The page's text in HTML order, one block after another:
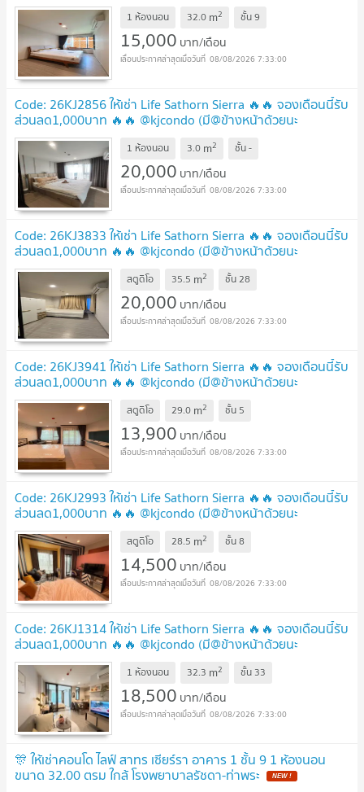
1 ห้องนอน 32.0 m2 ชั้น9
15,000 บาท/เดือน
08/08/2026 7:33:00
Code: 26KJ2856 ให้เช่า Life Sathorn Sierra 🔥🔥 จองเดือนนี้รับ
ส่วนลด1,000บาท 🔥🔥 @kjcondo (มี@ข้างหน้าด้วยนะ
คะ)
1 ห้องนอน 3.0 m2 ชั้น-
20,000 บาท/เดือน
08/08/2026 7:33:00
Code: 26KJ3833 ให้เช่า Life Sathorn Sierra 🔥🔥 จองเดือนนี้รับ
ส่วนลด1,000บาท 🔥🔥 @kjcondo (มี@ข้างหน้าด้วยนะ
คะ)
สตูดิโอ 35.5 m2 ชั้น28
20,000 บาท/เดือน
08/08/2026 7:33:00
Code: 26KJ3941 ให้เช่า Life Sathorn Sierra 🔥🔥 จองเดือนนี้รับ
ส่วนลด1,000บาท 🔥🔥 @kjcondo (มี@ข้างหน้าด้วยนะ
คะ)
สตูดิโอ 29.0 m2 ชั้น 5
13,900 บาท/เดือน
08/08/2026 7:33:00
Code: 26KJ2993 ให้เช่า Life Sathorn Sierra 🔥🔥 จองเดือนนี้รับ
ส่วนลด1,000บาท 🔥🔥 @kjcondo (มี@ข้างหน้าด้วยนะ
คะ)
สตูดิโอ 28.5 m2 ชั้น8
14,500 บาท/เดือน
08/08/2026 7:33:00
Code: 26KJ1314 ให้เช่า Life Sathorn Sierra 🔥🔥 จองเดือนนี้รับ
ส่วนลด1,000บาท 🔥🔥 @kjcondo (มี@ข้างหน้าด้วยนะ
คะ)
1 ห้องนอน 32.3 m2 ชั้น 33
18,500 บาท/เดือน
08/08/2026 7:33:00
🎊 ให้เช่าคอนโด ไลฟ์ สาทร เซียร์รา อาคาร 1 ชั้น 9 1 ห้องนอน
ขนาด 32.00 ตรม ใกล้ โรงพยาบาลรัชดา-ท่าพระ